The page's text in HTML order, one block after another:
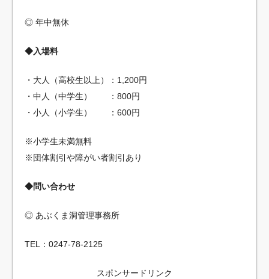
◎ 年中無休
◆入場料
・大人（高校生以上）：1,200円
・中人（中学生） ：800円
・小人（小学生） ：600円
※小学生未満無料
※団体割引や障がい者割引あり
◆問い合わせ
◎ あぶくま洞管理事務所
TEL：0247-78-2125
スポンサードリンク